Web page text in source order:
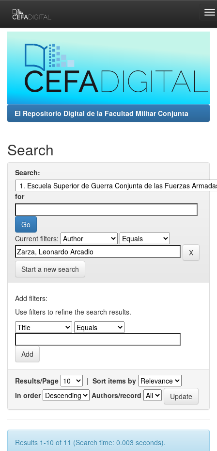
navigation
El Repositorio Digital de la Facultad Militar Conjunta
Search
Search:
for
Current filters:
Start a new search
Add filters:
Use filters to refine the search results.
Results/Page | Sort items by
In order
Authors/record
Results 1-10 of 11 (Search time: 0.003 seconds).